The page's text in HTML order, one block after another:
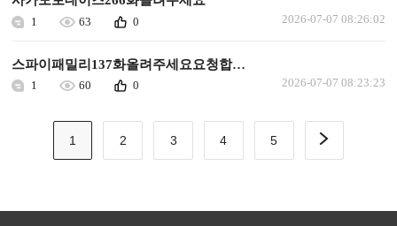
1 63 0 2026-07-07 08:26:02
스파이패밀리137화올려주세요요청합니다
1 60 0 2026-07-07 08:23:23
1 2 3 4 5